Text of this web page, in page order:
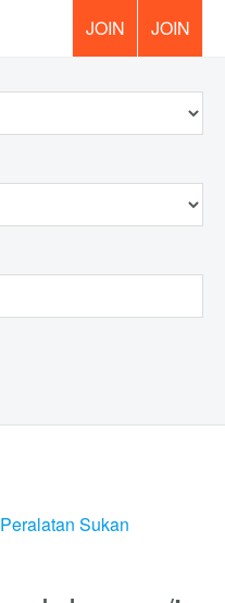
Peralatan Sukan